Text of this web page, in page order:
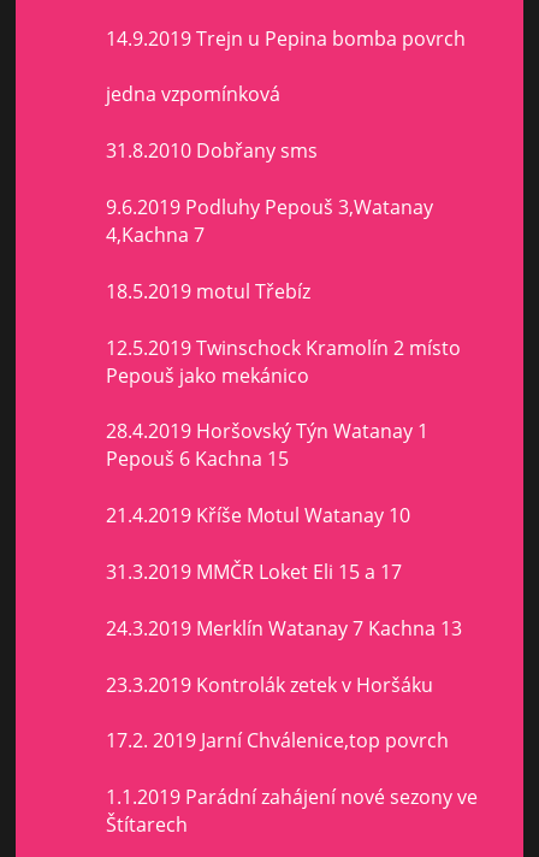
14.9.2019 Trejn u Pepina bomba povrch
jedna vzpomínková
31.8.2010 Dobřany sms
9.6.2019 Podluhy Pepouš 3,Watanay
4,Kachna 7
18.5.2019 motul Třebíz
12.5.2019 Twinschock Kramolín 2 místo
Pepouš jako mekánico
28.4.2019 Horšovský Týn Watanay 1
Pepouš 6 Kachna 15
21.4.2019 Kříše Motul Watanay 10
31.3.2019 MMČR Loket Eli 15 a 17
24.3.2019 Merklín Watanay 7 Kachna 13
23.3.2019 Kontrolák zetek v Horšáku
17.2. 2019 Jarní Chválenice,top povrch
1.1.2019 Parádní zahájení nové sezony ve
Štítarech